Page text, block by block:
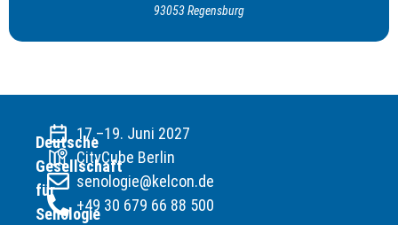
93053 Regensburg
Deutsche
Gesellschaft
für
Senologie
17.–19. Juni 2027
CityCube Berlin
senologie@kelcon.de
+49 30 679 66 88 500